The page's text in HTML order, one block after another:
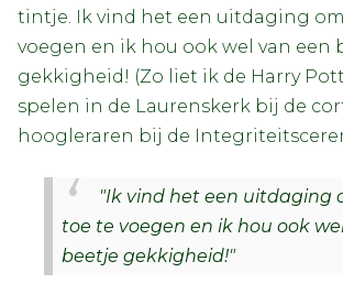
tintje. Ik vind het een uitdaging
voegen en ik hou ook wel van een
gekkigheid! (Zo liet ik de Harry
spelen in de Laurenskerk bij de
hoogleraren bij de
"Ik vind het een uitdaging
toe te voegen en ik hou ook
beetje gekkigheid!"